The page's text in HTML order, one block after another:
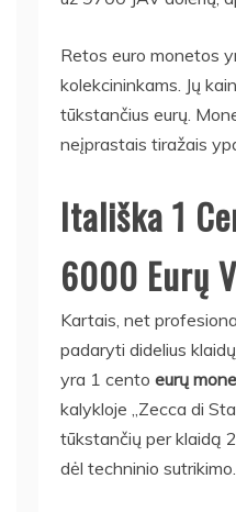
Retos euro monetos
kolekcininkams. Jų
tūkstančius eurų.
neįprastais tiražais
Itališka 1
6000 Eurų
Kartais, net
padaryti didelius
yra 1 cento eurų
kalykloje „Zecca di
tūkstančių per klaidą
dėl techninio sutrikimo.